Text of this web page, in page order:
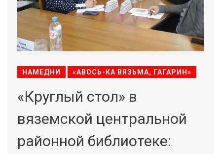
НАМЕДНИ «АВОСЬ-КА ВЯЗЬМА, ГАГАРИН»
«Круглый стол» в
вяземской центральной
районной библиотеке: